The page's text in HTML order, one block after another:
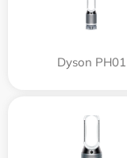
Dyson PH01